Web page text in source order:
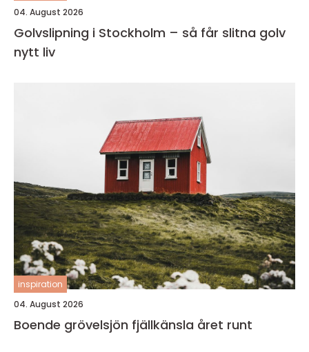
04. August 2026
Golvslipning i Stockholm – så får slitna golv
nytt liv
inspiration
04. August 2026
Boende grövelsjön fjällkänsla året runt